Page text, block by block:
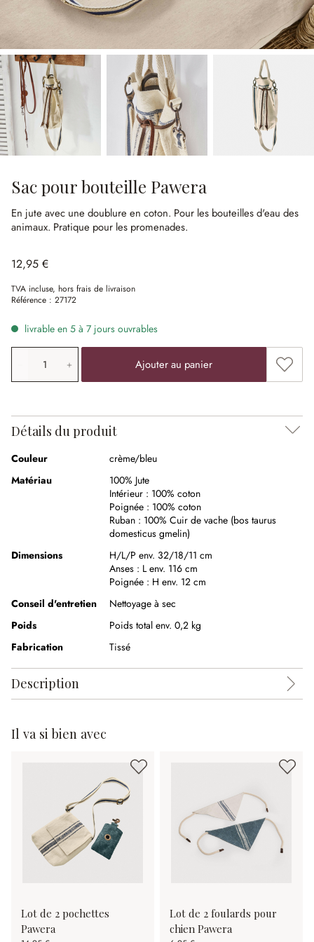
Sac pour bouteille Pawera
En jute avec une doublure en coton. Pour les bouteilles d'eau des
animaux. Pratique pour les promenades.
12,95 €
TVA incluse, hors frais de livraison
Référence : 27172
livrable en 5 à 7 jours ouvrables
Quantité de produit: saisissez la valeur souhaitée ou
Ajouter au panier
Détails du produit
Couleur
crème/bleu
Matériau
100% Jute
Intérieur : 100% coton
Poignée : 100% coton
Ruban : 100% Cuir de vache (bos taurus
domesticus gmelin)
Dimensions
H/L/P env. 32/18/11 cm
Anses : L env. 116 cm
Poignée : H env. 12 cm
Conseil d'entretien
Nettoyage à sec
Poids
Poids total env. 0,2 kg
Fabrication
Tissé
Description
Il va si bien avec
Lot de 2 pochettes
Pawera
Lot de 2 foulards pour
chien Pawera